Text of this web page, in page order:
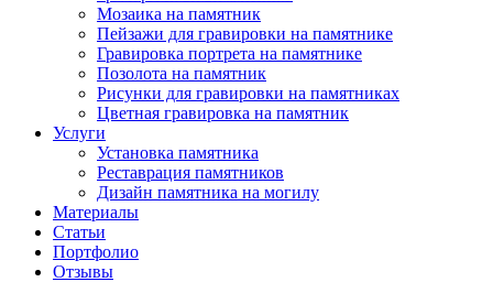
Мозаика на памятник
Пейзажи для гравировки на памятнике
Гравировка портрета на памятнике
Позолота на памятник
Рисунки для гравировки на памятниках
Цветная гравировка на памятник
Услуги
Установка памятника
Реставрация памятников
Дизайн памятника на могилу
Материалы
Статьи
Портфолио
Отзывы